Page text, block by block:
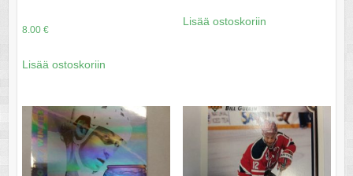
8.00 €
Lisää ostoskoriin
Lisää ostoskoriin